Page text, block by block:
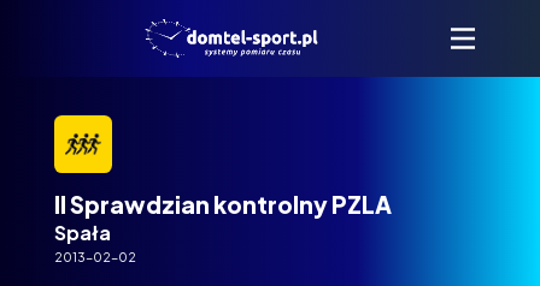
II Sprawdzian kontrolny PZLA
Spała
2013-02-02